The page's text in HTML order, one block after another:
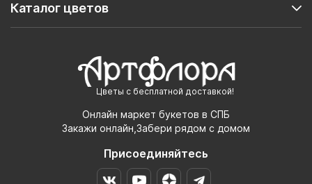
Цветы с бесплатной доставкой!
Онлайн маркет букетов в СПБ
Закажи онлайн,Забери рядом с домом
Присоединяйтесь
Каталог цветов